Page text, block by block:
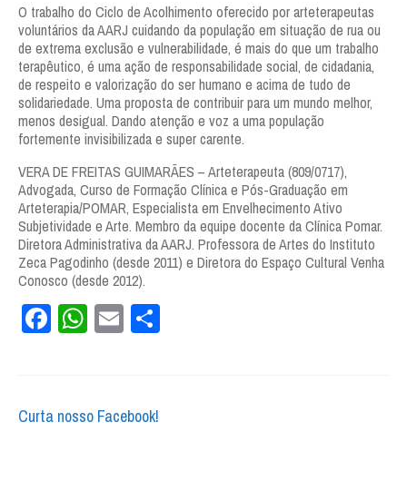
O trabalho do Ciclo de Acolhimento oferecido por arteterapeutas
voluntários da AARJ cuidando da população em situação de rua ou
de extrema exclusão e vulnerabilidade, é mais do que um trabalho
terapêutico, é uma ação de responsabilidade social, de cidadania,
de respeito e valorização do ser humano e acima de tudo de
solidariedade. Uma proposta de contribuir para um mundo melhor,
menos desigual. Dando atenção e voz a uma população
fortemente invisibilizada e super carente.
VERA DE FREITAS GUIMARÃES – Arteterapeuta (809/0717),
Advogada, Curso de Formação Clínica e Pós-Graduação em
Arteterapia/POMAR, Especialista em Envelhecimento Ativo
Subjetividade e Arte. Membro da equipe docente da Clínica Pomar.
Diretora Administrativa da AARJ. Professora de Artes do Instituto
Zeca Pagodinho (desde 2011) e Diretora do Espaço Cultural Venha
Conosco (desde 2012).
Facebook
WhatsApp
Email
Curta nosso Facebook!